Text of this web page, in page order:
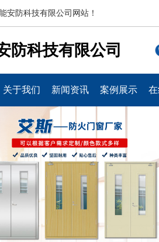
安防科技有限公司网站！
防科技有限公司
关于我们 新闻资讯 案例展示